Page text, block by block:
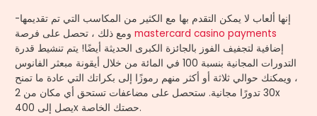
إنها ألعاب لا يمكن التقدم بها مع الكثير من المكاسب التي تم تقديمها-
ومع ذلك ، تحصل على فرصةmastercard casino payments
إضافية لتجفيف الفوز بالجائزة الكبرى الحديثة أيضًا! يتم تنشيط قدرة
التدورات المجانية بنسبة 100 في المائة من خلال أيقونة مبعثر الفانوس
، ويمكنك حوالي ثلاثة أو أكثر منهم رموزًا إلى بكراتك التي عادة ما تمنح
30 تدورًا مجانية. ستحصل على مضاعفات تستحق أي مكان من 2x
يصل إلى 400x حصتك الخاصة.